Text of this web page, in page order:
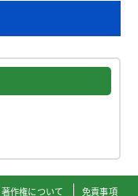
著作権について
免責事項